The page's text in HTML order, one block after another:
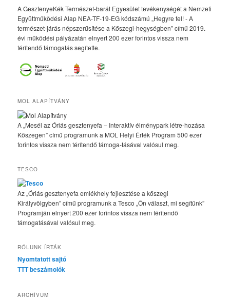
A GesztenyeKék Természet-barát Egyesület tevékenységét a Nemzeti
Együttműködési Alap NEA-TF-19-EG kódszámú „Hegyre fel! - A
természet-járás népszerűsítése a Kőszegi-hegységben” című 2019.
évi működési pályázatán elnyert 200 ezer forintos vissza nem
térítendő támogatás segítette.
MOL ALAPÍTVÁNY
A „Mesél az Óriás gesztenyefa – Interaktív élménypark létre-hozása
Kőszegen” című programunk a MOL Helyi Érték Program 500 ezer
forintos vissza nem térítendő támoga-tásával valósul meg.
TESCO
Az „Óriás gesztenyefa emlékhely fejlesztése a kőszegi
Királyvölgyben” című programunk a Tesco „Ön választ, mi segítünk”
Programján elnyert 200 ezer forintos vissza nem térítendő
támogatásával valósul meg.
RÓLUNK ÍRTÁK
Nyomtatott sajtó
TTT beszámolók
ARCHÍVUM